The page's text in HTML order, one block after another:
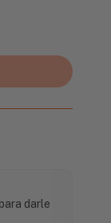
para darle